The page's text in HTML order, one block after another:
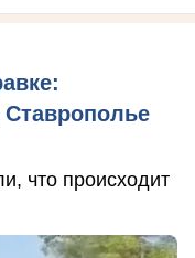
что происходит